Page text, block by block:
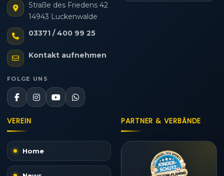
Straße des Friedens 42
14943 Luckenwalde
03371 / 400 99 25
Kontakt aufnehmen
FOLGE UNS
VEREIN
Home
PARTNER & VERBÄNDE